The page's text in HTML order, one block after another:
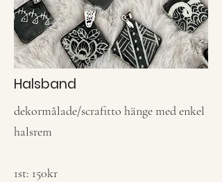
Halsband
dekormålade/scrafitto hänge med enkel
halsrem
1st: 150kr